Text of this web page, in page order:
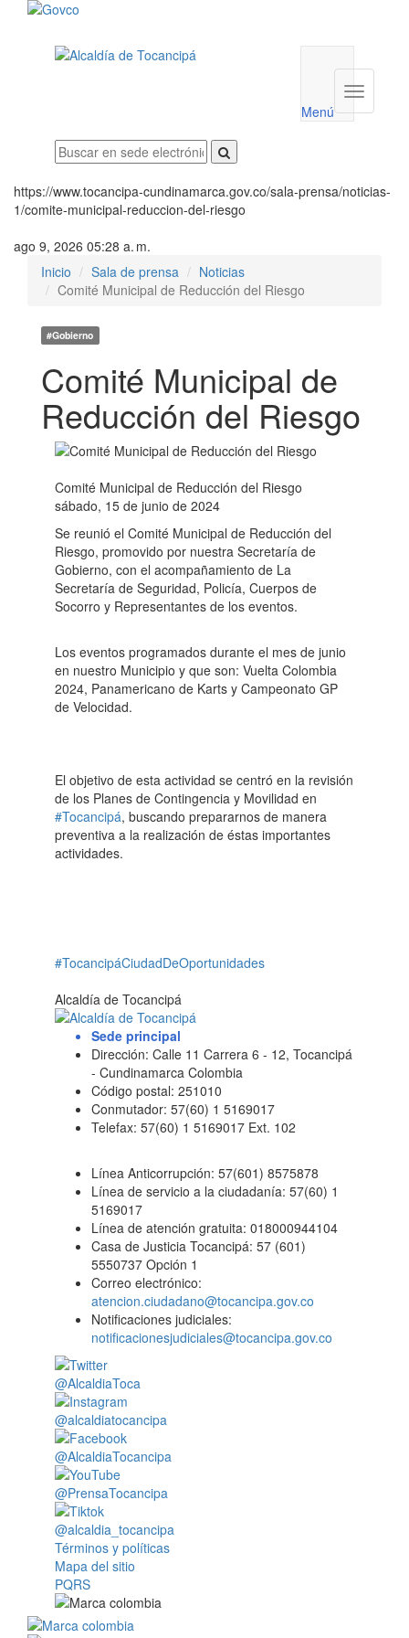
utilidades
Menú
Menú
https://www.tocancipa-cundinamarca.gov.co/sala-prensa/noticias-
1/comite-municipal-reduccion-del-riesgo
ago 9, 2026 05:28 a. m.
Inicio
Sala de prensa
Noticias
Comité Municipal de Reducción del Riesgo
#Gobierno
Comité Municipal de
Reducción del Riesgo
Comité Municipal de Reducción del Riesgo
sábado, 15 de junio de 2024
Se reunió el Comité Municipal de Reducción del
Riesgo, promovido por nuestra Secretaría de
Gobierno, con el acompañamiento de La
Secretaría de Seguridad, Policía, Cuerpos de
Socorro y Representantes de los eventos.
Los eventos programados durante el mes de junio
en nuestro Municipio y que son: Vuelta Colombia
2024, Panamericano de Karts y Campeonato GP
de Velocidad.
El objetivo de esta actividad se centró en la revisión
de los Planes de Contingencia y Movilidad en
#Tocancipá, buscando prepararnos de manera
preventiva a la realización de éstas importantes
actividades.
#TocancipáCiudadDeOportunidades
Alcaldía de Tocancipá
Sede principal
Dirección: Calle 11 Carrera 6 - 12, Tocancipá
- Cundinamarca Colombia
Código postal: 251010
Conmutador: 57(60) 1 5169017
Telefax: 57(60) 1 5169017 Ext. 102
Línea Anticorrupción: 57(601) 8575878
Línea de servicio a la ciudadanía: 57(60) 1
5169017
Línea de atención gratuita: 018000944104
Casa de Justicia Tocancipá: 57 (601)
5550737 Opción 1
Correo electrónico:
atencion.ciudadano@tocancipa.gov.co
Notificaciones judiciales:
notificacionesjudiciales@tocancipa.gov.co
@AlcaldiaToca
@alcaldiatocancipa
@AlcaldiaTocancipa
@PrensaTocancipa
@alcaldia_tocancipa
Términos y políticas
Mapa del sitio
PQRS